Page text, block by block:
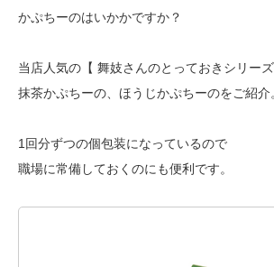
かぷちーのはいかかですか？
当店人気の【 舞妓さんのとっておきシリーズ
抹茶かぷちーの、ほうじかぷちーのをご紹介
1回分ずつの個包装になっているので
職場に常備しておくのにも便利です。